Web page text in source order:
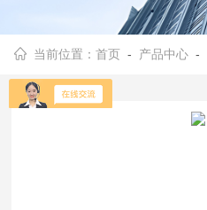
当前位置：首页 - 产品中心 -